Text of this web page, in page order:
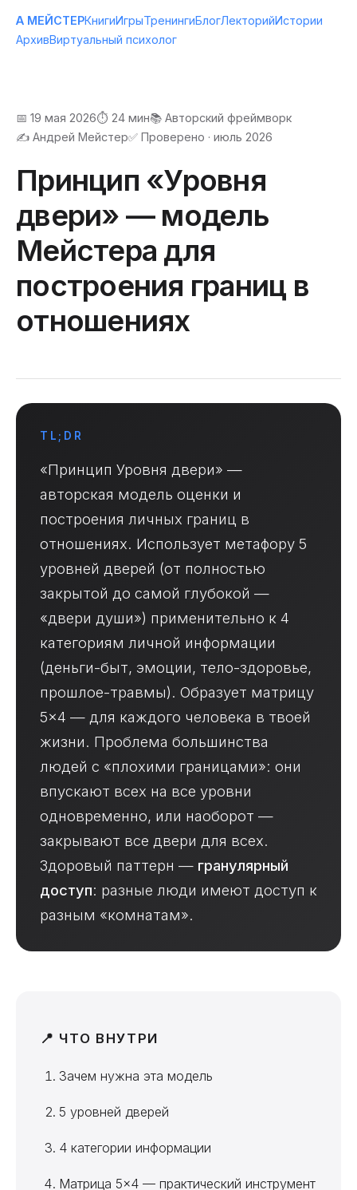
А МЕЙСТЕРКнигиИгрыТренингиБлогЛекторийИстории
АрхивВиртуальный психолог
📅 19 мая 2026⏱️ 24 мин📚 Авторский фреймворк
✍️ Андрей Мейстер✅ Проверено · июль 2026
Принцип «Уровня
двери» — модель
Мейстера для
построения границ в
отношениях
TL;DR
«Принцип Уровня двери» —
авторская модель оценки и
построения личных границ в
отношениях. Использует метафору 5
уровней дверей (от полностью
закрытой до самой глубокой —
«двери души») применительно к 4
категориям личной информации
(деньги-быт, эмоции, тело-здоровье,
прошлое-травмы). Образует матрицу
5×4 — для каждого человека в твоей
жизни. Проблема большинства
людей с «плохими границами»: они
впускают всех на все уровни
одновременно, или наоборот —
закрывают все двери для всех.
Здоровый паттерн — гранулярный
доступ: разные люди имеют доступ к
разным «комнатам».
📍 ЧТО ВНУТРИ
Зачем нужна эта модель
5 уровней дверей
4 категории информации
Матрица 5×4 — практический инструмент